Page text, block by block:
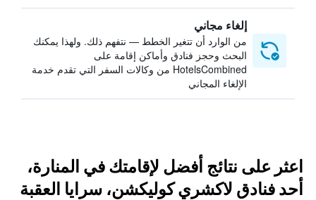
إلغاء مجاني
من الوارد أن تتغير الخطط — نتفهم ذلك. ولهذا يمكنك
البحث وحجز فنادق وأماكن إقامة على
HotelsCombined من وكالات السفر التي تقدم خدمة
الإلغاء المجاني
اعثر على نتائج أفضل لإقامتك في المنارة،
أحد فنادق لاكشري كوليكشن، سرايا العقبة